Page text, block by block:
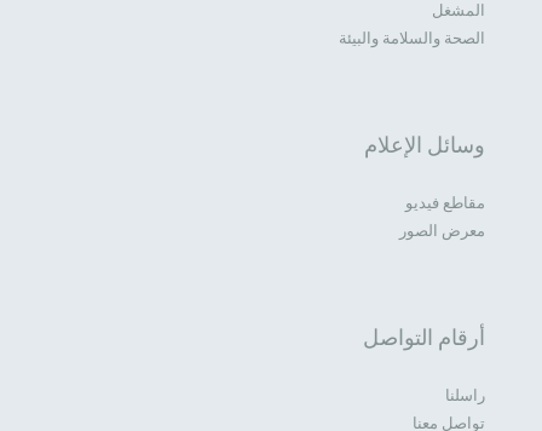
المشغل
الصحة والسلامة والبيئة
وسائل الإعلام
مقاطع فيديو
معرض الصور
أرقام التواصل
راسلنا
تواصل معنا